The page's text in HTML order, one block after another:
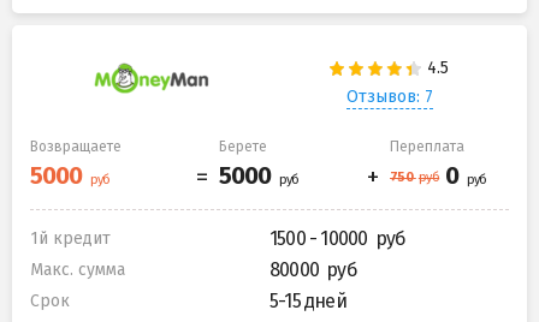
Отзывов: 7
Возвращаете Берете Переплата
1й кредит 1500 - 10000
Макс. сумма 80000
Срок 5-15 дней